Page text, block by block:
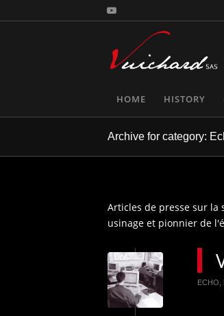
HOME HISTORY
Archive for category:
Articles de presse sur la
usinage et pionnier de
ECHO